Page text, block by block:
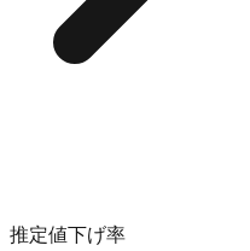
推定値下げ率